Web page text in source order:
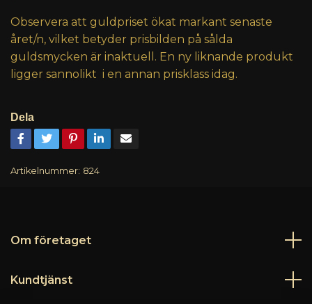
Observera att guldpriset ökat markant senaste
året/n, vilket betyder prisbilden på sålda
guldsmycken är inaktuell. En ny liknande produkt
ligger sannolikt i en annan prisklass idag.
Dela
Artikelnummer: 824
Om företaget
Kundtjänst